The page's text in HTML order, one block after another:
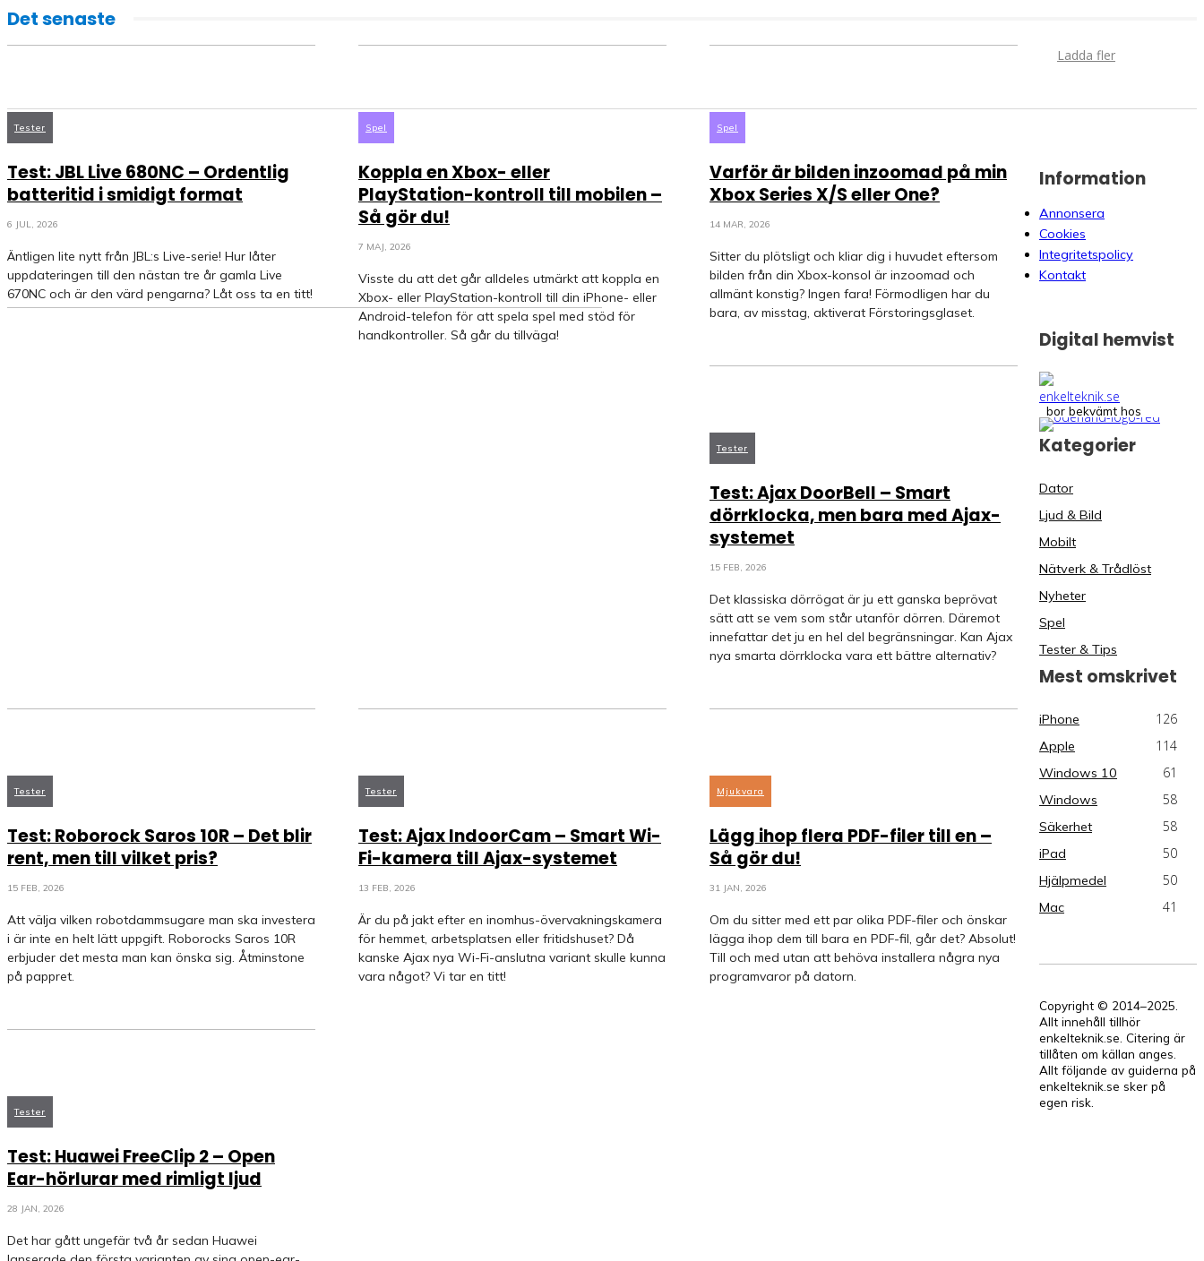
Det senaste
Tester
Test: JBL Live 680NC – Ordentlig
batteritid i smidigt format
6 JUL, 2026
Äntligen lite nytt från JBL:s Live-serie! Hur låter
uppdateringen till den nästan tre år gamla Live
670NC och är den värd pengarna? Låt oss ta en titt!
Spel
Koppla en Xbox- eller
PlayStation-kontroll till mobilen –
Så gör du!
7 MAJ, 2026
Visste du att det går alldeles utmärkt att koppla en
Xbox- eller PlayStation-kontroll till din iPhone- eller
Android-telefon för att spela spel med stöd för
handkontroller. Så går du tillväga!
Spel
Varför är bilden inzoomad på min
Xbox Series X/S eller One?
14 MAR, 2026
Sitter du plötsligt och kliar dig i huvudet eftersom
bilden från din Xbox-konsol är inzoomad och
allmänt konstig? Ingen fara! Förmodligen har du
bara, av misstag, aktiverat Förstoringsglaset.
Tester
Test: Ajax DoorBell – Smart
dörrklocka, men bara med Ajax-
systemet
15 FEB, 2026
Det klassiska dörrögat är ju ett ganska beprövat
sätt att se vem som står utanför dörren. Däremot
innefattar det ju en hel del begränsningar. Kan Ajax
nya smarta dörrklocka vara ett bättre alternativ?
Tester
Test: Roborock Saros 10R – Det blir
rent, men till vilket pris?
15 FEB, 2026
Att välja vilken robotdammsugare man ska investera
i är inte en helt lätt uppgift. Roborocks Saros 10R
erbjuder det mesta man kan önska sig. Åtminstone
på pappret.
Tester
Test: Ajax IndoorCam – Smart Wi-
Fi-kamera till Ajax-systemet
13 FEB, 2026
Är du på jakt efter en inomhus-övervakningskamera
för hemmet, arbetsplatsen eller fritidshuset? Då
kanske Ajax nya Wi-Fi-anslutna variant skulle kunna
vara något? Vi tar en titt!
Mjukvara
Lägg ihop flera PDF-filer till en –
Så gör du!
31 JAN, 2026
Om du sitter med ett par olika PDF-filer och önskar
lägga ihop dem till bara en PDF-fil, går det? Absolut!
Till och med utan att behöva installera några nya
programvaror på datorn.
Tester
Test: Huawei FreeClip 2 – Open
Ear-hörlurar med rimligt ljud
28 JAN, 2026
Det har gått ungefär två år sedan Huawei
Ladda fler
Information
Annonsera
Cookies
Integritetspolicy
Kontakt
Digital hemvist
bor bekvämt hos
Kategorier
Dator
Ljud & Bild
Mobilt
Nätverk & Trådlöst
Nyheter
Spel
Tester & Tips
Mest omskrivet
iPhone 126
Apple 114
Windows 10 61
Windows 58
Säkerhet 58
iPad 50
Hjälpmedel 50
Mac 41
Copyright © 2014–2025.
Allt innehåll tillhör
enkelteknik.se. Citering är
tillåten om källan anges.
Allt följande av guiderna på
enkelteknik.se sker på
egen risk.